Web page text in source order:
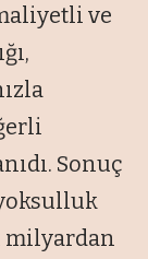
ve
Sonuç
milyardan